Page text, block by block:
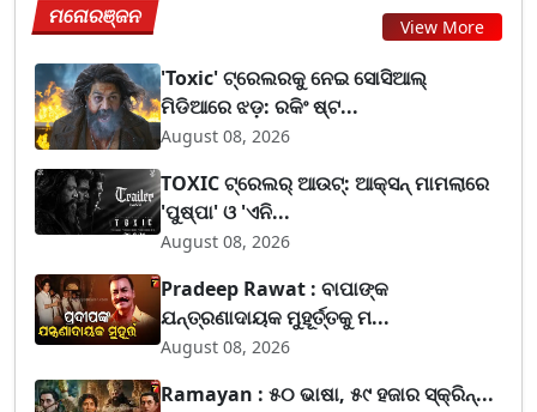
ମନୋରଞ୍ଜନ View More
'Toxic' ଟ୍ରେଲରକୁ ନେଇ ସୋସିଆଲ୍
ମିଡିଆରେ ଝଡ଼: ରକିଂ ଷ୍ଟ...
August 08, 2026
TOXIC ଟ୍ରେଲର୍ ଆଉଟ୍: ଆକ୍ସନ୍ ମାମଲାରେ
'ପୁଷ୍ପା' ଓ 'ଏନି...
August 08, 2026
Pradeep Rawat : ବାପାଙ୍କ
ଯନ୍ତ୍ରଣାଦାୟକ ମୁହୂର୍ତ୍ତକୁ ମ...
August 08, 2026
Ramayan : ୫୦ ଭାଷା, ୫୯ ହଜାର ସ୍କ୍ରିନ୍...